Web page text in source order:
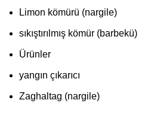
Limon kömürü (nargile)
sıkıştırılmış kömür (barbekü)
Ürünler
yangın çıkarıcı
Zaghaltag (nargile)